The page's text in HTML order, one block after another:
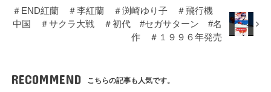
＃END紅蘭 ＃李紅蘭 ＃渕崎ゆり子 ＃飛行機
中国 ＃サクラ大戦 ＃初代 #セガサターン #名
作 ＃１９９６年発売
RECOMMEND こちらの記事も人気です。